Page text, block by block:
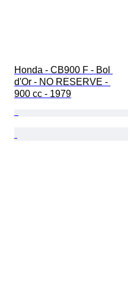
Honda - CB900 F - Bol
d'Or - NO RESERVE -
900 cc - 1979